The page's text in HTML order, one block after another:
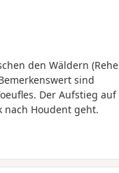
den Wäldern (Rehe
sind
Der Aufstieg auf
nach Houdent geht.